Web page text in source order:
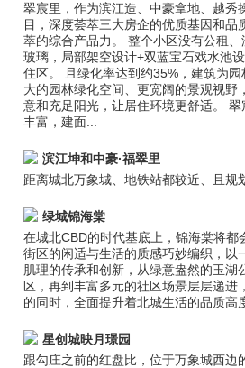
翠宸里，作为滨江造、中豪拿地、越秀
目，深度荟萃三大房企的优质基因和品
萃的综合产品力。 整个小区没有公租
玻璃，局部架空设计+双蓝宝石戏水池
住区。 且绿化率达到约35%，建筑为
大的园林绿化空间、更宽阔的景观视野
意和充足阳光，让居住环境更舒适。
丰富，建面...
滨江坤和中豪·福翠里
距离城北万象城、地铁站都较近、且规
绿城锦海棠
在城北CBD的时代基底上，锦海棠将都
街区的闲适与生活的质感巧妙编织，以
肌理的传承和创新，从绿意盎然的玉湖
区，再到丰富多元的社区场景层层递进
的同时，全面提升着北城生活的品质高
星创城映月璟园
跟勾庄之前的红盘比，位于万象城西边